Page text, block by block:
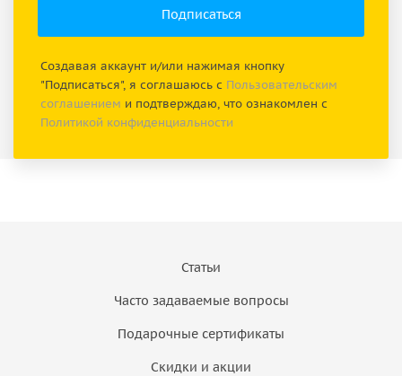
Создавая аккаунт и/или нажимая кнопку
"Подписаться", я соглашаюсь с Пользовательским
соглашением и подтверждаю, что ознакомлен с
Политикой конфиденциальности
Статьи
Часто задаваемые вопросы
Подарочные сертификаты
Скидки и акции